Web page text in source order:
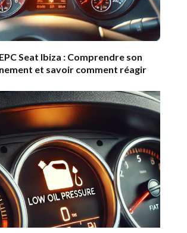
Seat Ibiza : Comprendre son
et savoir comment réagir